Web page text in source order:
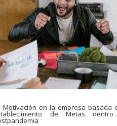
Motivación en la empresa basada
de Metas